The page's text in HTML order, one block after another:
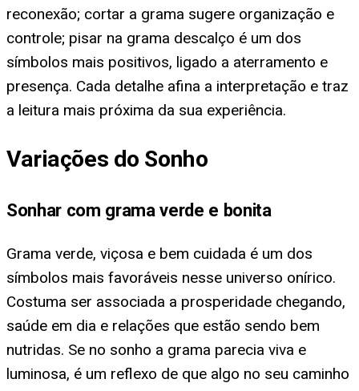
reconexão; cortar a grama sugere organização e
controle; pisar na grama descalço é um dos
símbolos mais positivos, ligado a aterramento e
presença. Cada detalhe afina a interpretação e traz
a leitura mais próxima da sua experiência.
Variações do Sonho
Sonhar com grama verde e bonita
Grama verde, viçosa e bem cuidada é um dos
símbolos mais favoráveis nesse universo onírico.
Costuma ser associada a prosperidade chegando,
saúde em dia e relações que estão sendo bem
nutridas. Se no sonho a grama parecia viva e
luminosa, é um reflexo de que algo no seu caminho